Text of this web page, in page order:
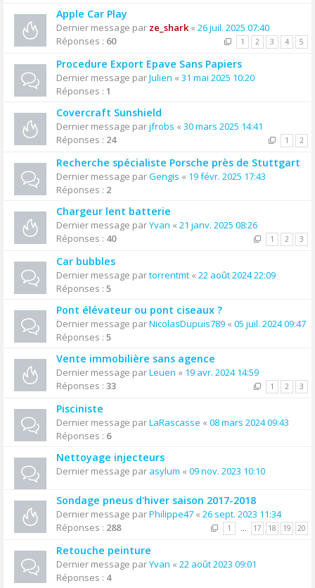
Apple Car Play
Dernier message par ze_shark« 26 juil. 2025 07:40
Réponses : 60 1 2 3 4 5
Procedure Export Epave Sans Papiers
Dernier message parJulien « 31 mai 2025 10:20
Réponses : 1
Covercraft Sunshield
Dernier message parjfrobs « 30 mars 2025 14:41
Réponses : 24 1 2
Recherche spécialiste Porsche près de Stuttgart
Dernier message parGengis « 19 févr. 2025 17:43
Réponses : 2
Chargeur lent batterie
Dernier message parYvan « 21 janv. 2025 08:26
Réponses : 40 1 2 3
Car bubbles
Dernier message partorrentmt « 22 août 2024 22:09
Réponses : 5
Pont élévateur ou pont ciseaux ?
Dernier message parNicolasDupuis789 « 05 juil. 2024 09:47
Réponses : 5
Vente immobilière sans agence
Dernier message parLeuen « 19 avr. 2024 14:59
Réponses : 33 1 2 3
Pisciniste
Dernier message parLaRascasse « 08 mars 2024 09:43
Réponses : 6
Nettoyage injecteurs
Dernier message par asylum « 09 nov. 2023 10:10
Sondage pneus d'hiver saison 2017-2018
Dernier message parPhilippe47 « 26 sept. 2023 11:34
Réponses : 288 1 … 17 18 19 20
Retouche peinture
Dernier message parYvan « 22 août 2023 09:01
Réponses : 4